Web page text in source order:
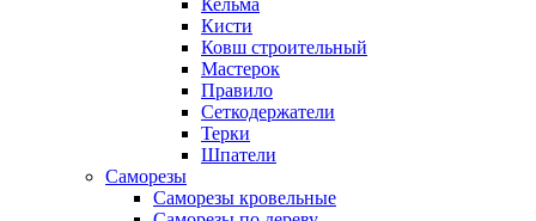
Кисти
Ковш строительный
Мастерок
Правило
Сеткодержатели
Терки
Шпатели
Саморезы
Саморезы кровельные